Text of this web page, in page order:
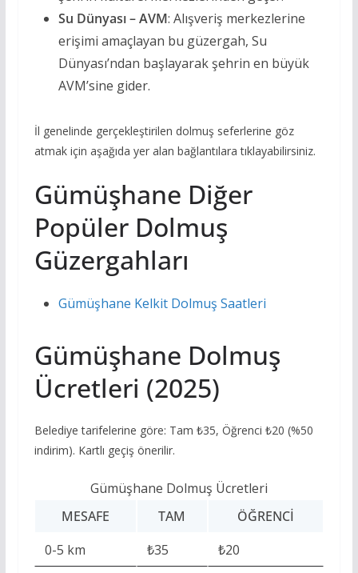
Su Dünyası – AVM: Alışveriş merkezlerine
erişimi amaçlayan bu güzergah, Su
Dünyası’ndan başlayarak şehrin en büyük
AVM’sine gider.
İl genelinde gerçekleştirilen dolmuş seferlerine göz
atmak için aşağıda yer alan bağlantılara tıklayabilirsiniz.
Gümüşhane Diğer
Popüler Dolmuş
Güzergahları
Gümüşhane Kelkit Dolmuş Saatleri
Gümüşhane Dolmuş
Ücretleri (2025)
Belediye tarifelerine göre: Tam ₺35, Öğrenci ₺20 (%50
indirim). Kartlı geçiş önerilir.
Gümüşhane Dolmuş Ücretleri
MESAFE
TAM
ÖĞRENCI
0-5 km
₺35 ₺20